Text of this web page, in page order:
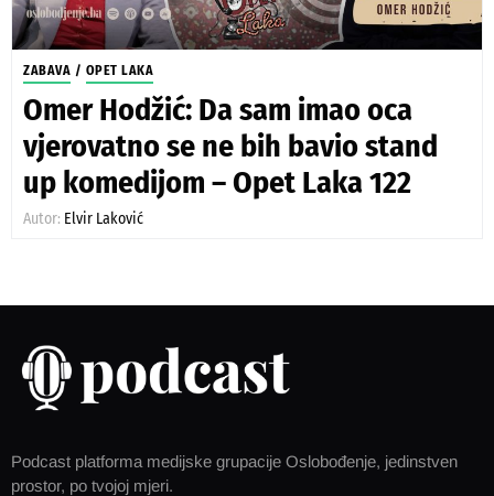
ZABAVA / OPET LAKA
Omer Hodžić: Da sam imao oca
vjerovatno se ne bih bavio stand
up komedijom – Opet Laka 122
Autor: Elvir Laković
Podcast platforma medijske grupacije Oslobođenje, jedinstven
prostor, po tvojoj mjeri.